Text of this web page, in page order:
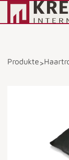
Produkte>